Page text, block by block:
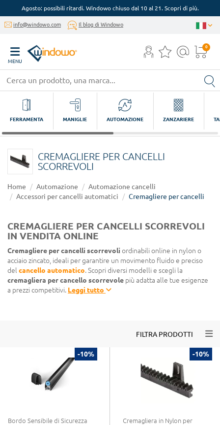
Agosto: possibili ritardi. Windowo chiuso dal 10 al 21. Scopri di più.
info@windowo.com Il blog di Windowo
MENU
0
FERRAMENTA MANIGLIE AUTOMAZIONE ZANZARIERE
CREMAGLIERE PER CANCELLI
SCORREVOLI
Home Automazione
Automazione cancelli
Accessori per cancelli automatici
Cremagliere per cancelli
CREMAGLIERE PER CANCELLI SCORREVOLI
IN VENDITA ONLINE
Cremagliere per cancelli scorrevoli ordinabili online in nylon o
acciaio zincato, ideali per garantire un movimento fluido e preciso
del cancello automatico. Scopri diversi modelli e scegli la
cremagliera per cancello scorrevole più adatta alle tue esigenze
a prezzi competitivi. Leggi tutto
FILTRA PRODOTTI
-10%
Bordo Sensibile di Sicurezza
-10%
Cremagliera in Nylon per